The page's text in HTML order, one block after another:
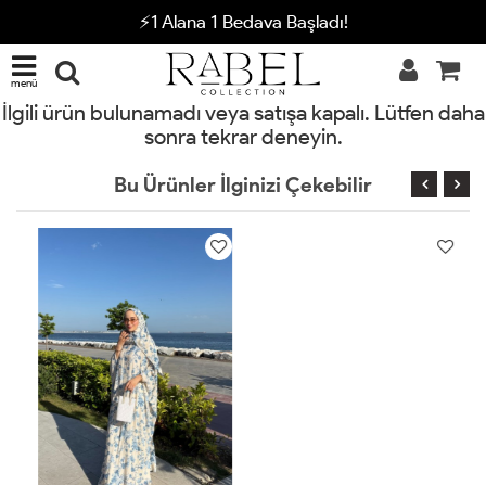
⚡1 Alana 1 Bedava Başladı!
menü
İlgili ürün bulunamadı veya satışa kapalı. Lütfen daha
sonra tekrar deneyin.
Bu Ürünler İlginizi Çekebilir